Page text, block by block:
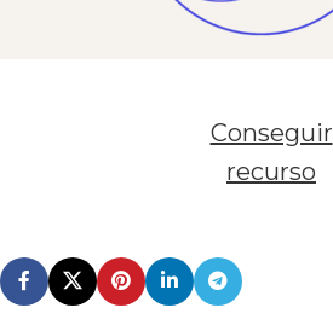
Conseguir
recurso